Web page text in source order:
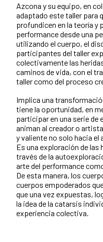
Azcona y su equipo, en
adaptado este taller para
profundicen en la teoría y
performance desde una
utilizando el cuerpo, el
participantes del taller
colectivamente las
caminos de vida, con el
taller como del proceso
Implica una
tiene la oportunidad, en
participar en una serie de
animan al creador o
y valiente no solo hacia el
Es una exploración de las
través de la
arte del performance
De esta manera, los
cuerpos empoderados
que una vez expuestas,
la idea de la catarsis
experiencia colectiva.